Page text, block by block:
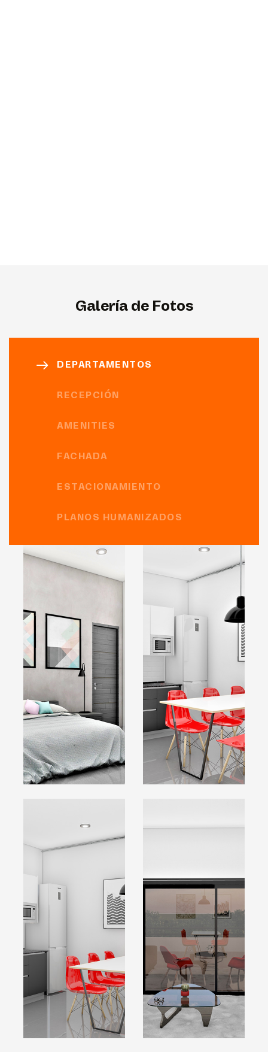
Galería de Fotos
DEPARTAMENTOS
RECEPCIÓN
AMENITIES
FACHADA
ESTACIONAMIENTO
PLANOS HUMANIZADOS